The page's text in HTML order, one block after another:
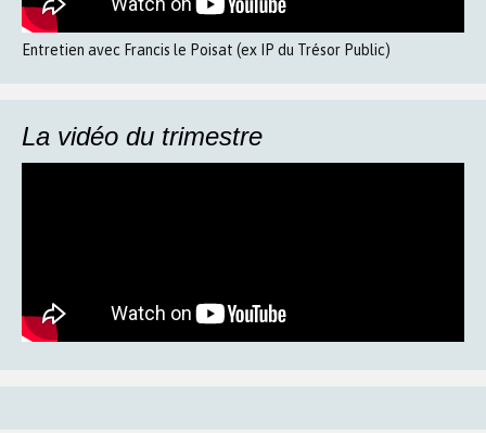
Entretien avec Francis le Poisat (ex IP du Trésor Public)
La vidéo du trimestre